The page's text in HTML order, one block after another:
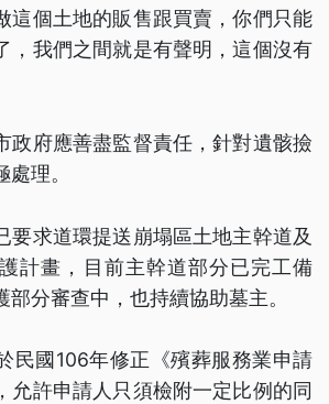
這個土地的販售跟買賣，你們只能
，我們之間就是有聲明，這個沒有
政府應善盡監督責任，針對遺骸撿
理。
要求道環提送崩塌區土地主幹道及
計畫，目前主幹道部分已完工備
分審查中，也持續協助墓主。
民國106年修正《殯葬服務業申請
允許申請人只須檢附一定比例的同